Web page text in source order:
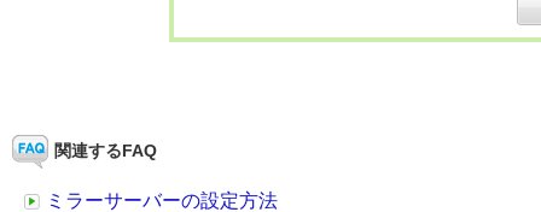
関連するFAQ
ミラーサーバーの設定方法